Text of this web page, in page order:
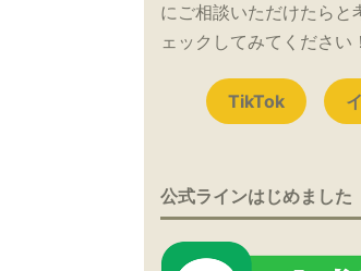
にご相談いただけたらと
ェックしてみてください！
TikTok
公式ラインはじめました